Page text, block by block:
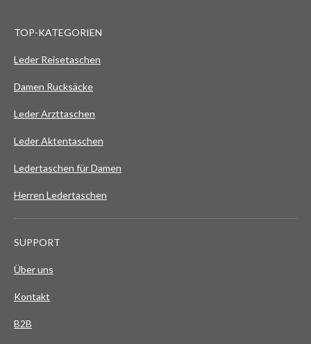
TOP-KATEGORIEN
Leder Reisetaschen
Damen Rucksäcke
Leder Arzttaschen
Leder Aktentaschen
Ledertaschen für Damen
Herren Ledertaschen
SUPPORT
Über uns
Kontakt
B2B